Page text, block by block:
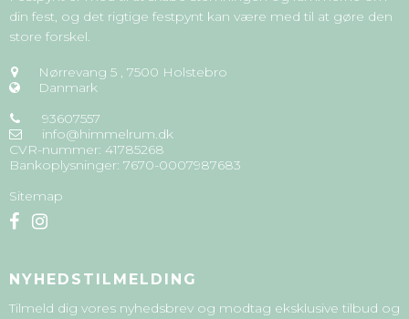
din fest, og det rigtige festpynt kan være med til at gøre den
store forskel.
Nørrevang 5 , 7500 Holstebro
Danmark
93607557
info@himmelrum.dk
CVR-nummer: 41785268
Bankoplysninger: 7670-0007987683
Sitemap
NYHEDSTILMELDING
Tilmeld dig vores nyhedsbrev og modtag eksklusive tilbud og